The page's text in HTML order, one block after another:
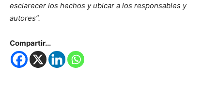
esclarecer los hechos y ubicar a los responsables y
autores”.
Compartir...